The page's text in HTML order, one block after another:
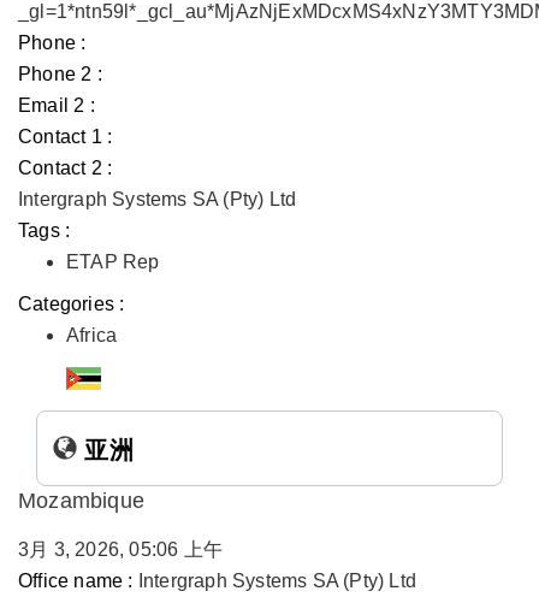
Phone :
Phone 2 :
Email 2 :
Contact 1 :
Contact 2 :
Intergraph Systems SA (Pty) Ltd
Tags :
ETAP Rep
Categories :
Africa
亚洲
Mozambique
3月 3, 2026, 05:06 上午
Office name :
Intergraph Systems SA (Pty) Ltd